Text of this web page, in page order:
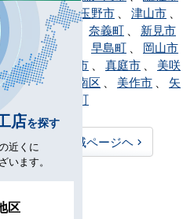
、
高梁市、玉野市 津山市
岡山市中区
奈義町
新見市
、
西粟倉村 早島町
岡山市
東区、 備前市 真庭市
美咲
町、岡山市南区 美作市
矢
掛町
和気町
岡山県全域ページヘ
在地
店を探す
近くに
います。
区